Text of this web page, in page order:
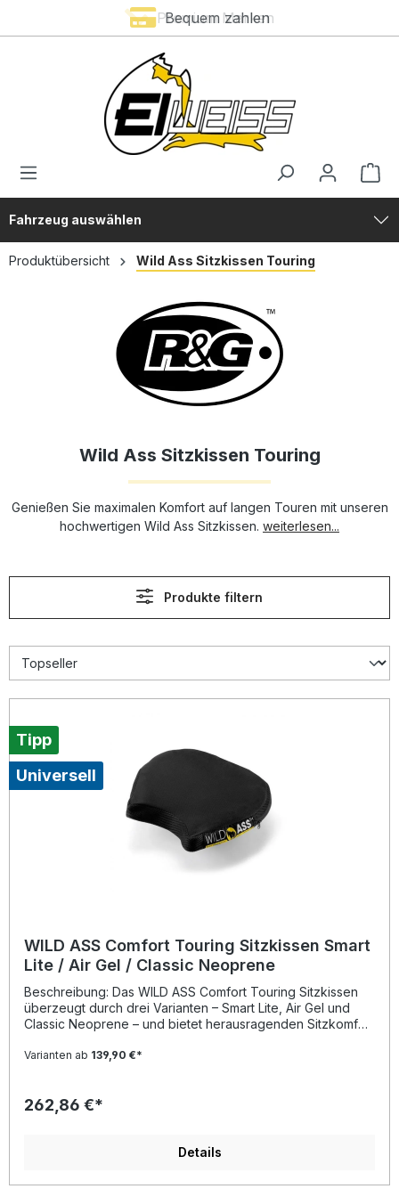
Premium Marken
Bequem zahlen
Fahrzeug auswählen
Produktübersicht Wild Ass Sitzkissen Touring
Wild Ass Sitzkissen Touring
Genießen Sie maximalen Komfort auf langen Touren mit unseren
hochwertigen Wild Ass Sitzkissen. weiterlesen...
Produkte filtern
Tipp
Universell
WILD ASS Comfort Touring Sitzkissen Smart
Lite / Air Gel / Classic Neoprene
Beschreibung: Das WILD ASS Comfort Touring Sitzkissen
überzeugt durch drei Varianten – Smart Lite, Air Gel und
Classic Neoprene – und bietet herausragenden Sitzkomfort
passend für Cruiser, Sport Touring, Adventure und Harley
Luftkammern für eine ideale Druckverteilung. Diese lassen
minimiert werden. Smart Lite:Gefertigt aus strapazierfähigem
Gewicht und angenehmem Komfort. Air Gel:Bestehend aus
Varianten ab 139,90 €*
262,86 €*
Details